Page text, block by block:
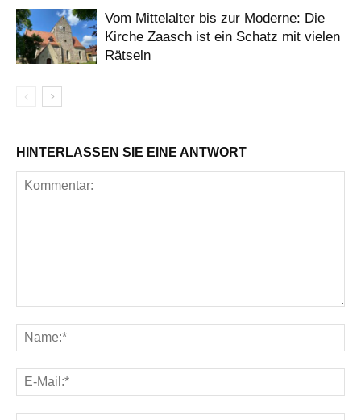
Vom Mittelalter bis zur Moderne: Die
Kirche Zaasch ist ein Schatz mit vielen
Rätseln
HINTERLASSEN SIE EINE ANTWORT